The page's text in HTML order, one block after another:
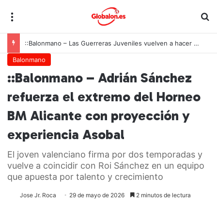
::Balonmano – Las Guerreras Juveniles vuelven a hacer historia: España conquista su segundo Mundial consecutivo tras una remontada inolvidable
Balonmano
::Balonmano – Adrián Sánchez
refuerza el extremo del Horneo
BM Alicante con proyección y
experiencia Asobal
El joven valenciano firma por dos temporadas y
vuelve a coincidir con Roi Sánchez en un equipo
que apuesta por talento y crecimiento
Jose Jr. Roca 29 de mayo de 2026 2 minutos de lectura